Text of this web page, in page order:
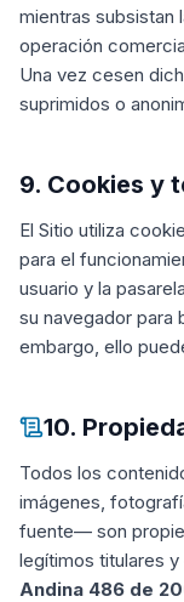
mientras subsistan
operación
Una vez cesen
suprimidos o
9. Cookies y
El Sitio utiliza
para el
usuario y la
su navegador para
embargo, ello
10.
Todos los
imágenes,
fuente— son
legítimos titulares
Andina 486 de